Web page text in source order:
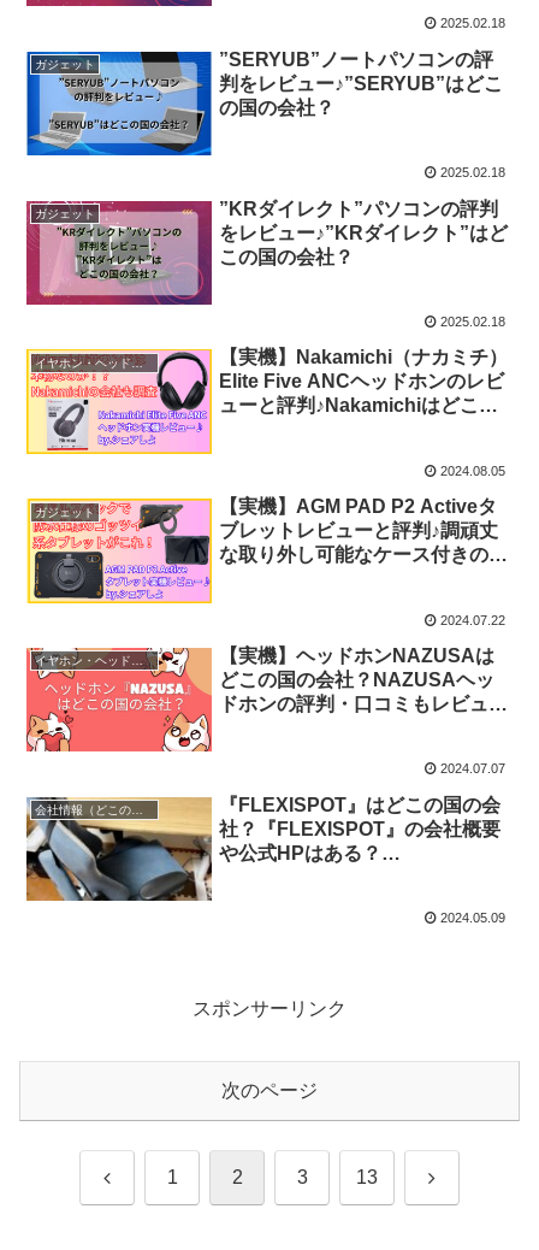
2025.02.18
ガジェット
”SERYUB”ノートパソコンの評
判をレビュー♪”SERYUB”はどこ
の国の会社？
2025.02.18
ガジェット
”KRダイレクト”パソコンの評判
をレビュー♪”KRダイレクト”はど
この国の会社？
2025.02.18
イヤホン・ヘッドホン等
【実機】Nakamichi（ナカミチ）
Elite Five ANCヘッドホンのレビ
ューと評判♪Nakamichiはどこの
2024.08.05
ガジェット
【実機】AGM PAD P2 Activeタ
ブレットレビューと評判♪調頑丈
な取り外し可能なケース付きのご
2024.07.22
イヤホン・ヘッドホン等
【実機】ヘッドホンNAZUSAは
どこの国の会社？NAZUSAヘッ
ドホンの評判・口コミもレビュー
2024.07.07
会社情報（どこの国？）
『FLEXISPOT』はどこの国の会
社？『FLEXISPOT』の会社概要
や公式HPはある？
2024.05.09
スポンサーリンク
次のページ
前 1 2 3 13 次